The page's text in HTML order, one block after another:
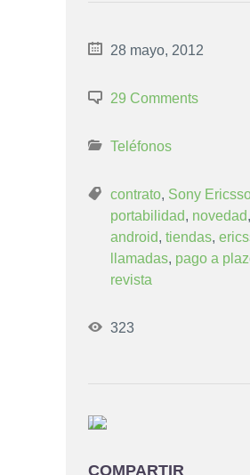
28 mayo, 2012
29 Comments
Teléfonos
contrato, Sony
portabilidad, novedad,
android, tiendas,
llamadas, pago a
revista
323
COMPARTIR